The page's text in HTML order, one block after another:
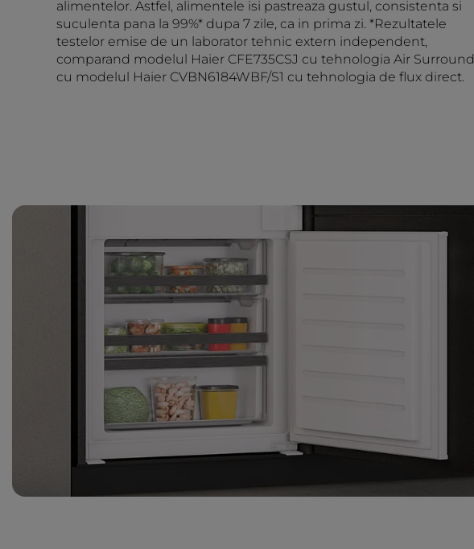
alimentelor. Astfel, alimentele isi pastreaza gustul, consistenta si
suculenta pana la 99%* dupa 7 zile, ca in prima zi. *Rezultatele
testelor emise de un laborator tehnic extern independent,
comparand modelul Haier CFE735CSJ cu tehnologia Air Surround
cu modelul Haier CVBN6184WBF/S1 cu tehnologia de flux direct.